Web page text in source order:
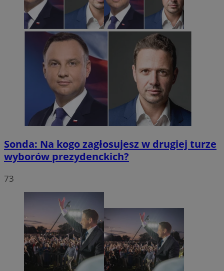
Sonda: Na kogo zagłosujesz w drugiej turze
wyborów prezydenckich?
73